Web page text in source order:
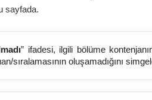
sayfada.
” ifadesi, ilgili bölüme
sıralamasının oluşamadığını